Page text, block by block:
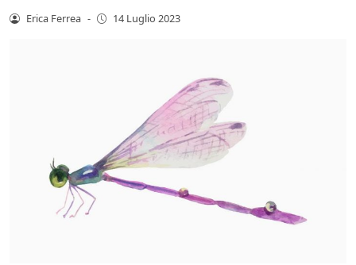
Erica Ferrea - 14 Luglio 2023